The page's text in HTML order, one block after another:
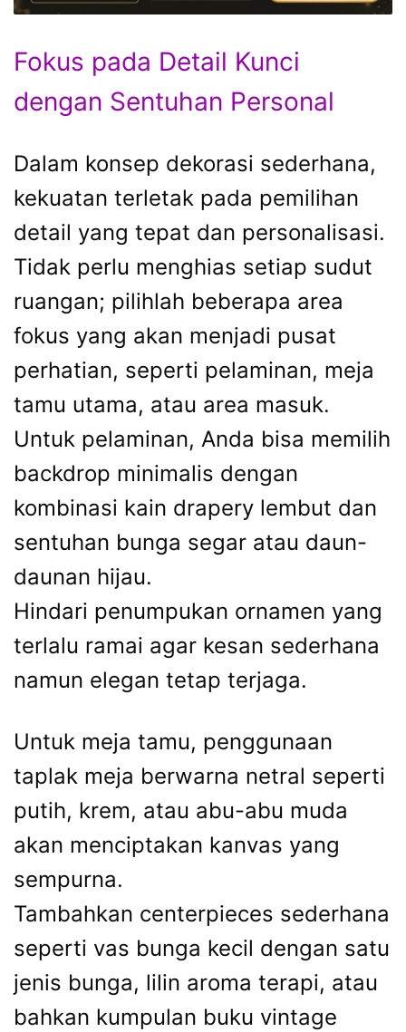
Fokus pada Detail Kunci
dengan Sentuhan Personal
Dalam konsep dekorasi sederhana,
kekuatan terletak pada pemilihan
detail yang tepat dan personalisasi.
Tidak perlu menghias setiap sudut
ruangan; pilihlah beberapa area
fokus yang akan menjadi pusat
perhatian, seperti pelaminan, meja
tamu utama, atau area masuk.
Untuk pelaminan, Anda bisa memilih
backdrop minimalis dengan
kombinasi kain drapery lembut dan
sentuhan bunga segar atau daun-
daunan hijau.
Hindari penumpukan ornamen yang
terlalu ramai agar kesan sederhana
namun elegan tetap terjaga.
Untuk meja tamu, penggunaan
taplak meja berwarna netral seperti
putih, krem, atau abu-abu muda
akan menciptakan kanvas yang
sempurna.
Tambahkan centerpieces sederhana
seperti vas bunga kecil dengan satu
jenis bunga, lilin aroma terapi, atau
bahkan kumpulan buku vintage